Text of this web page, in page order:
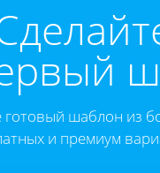
шаблон из
и премиум